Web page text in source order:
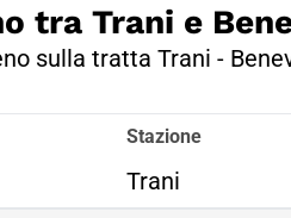
tra Trani e
sulla tratta Trani -
Stazione
Trani